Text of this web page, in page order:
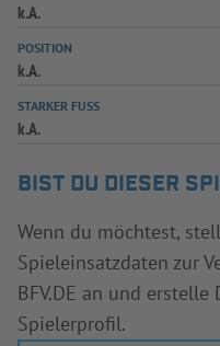
k.A.
POSITION
k.A.
STARKER FUSS
k.A.
BIST DU DIESER
Wenn du möchtest,
Spieleinsatzdaten zur
BFV.DE an und
Spielerprofil.